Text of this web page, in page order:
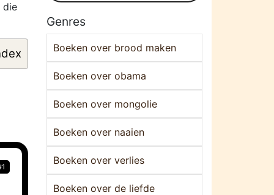
die
Genres
Boeken over brood maken
Boeken over obama
Boeken over mongolie
Boeken over naaien
Boeken over verlies
Boeken over de liefde